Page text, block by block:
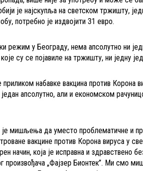
је најскупља на светском тржишту,
потребно је издвојити 31 евро.
режим у Београду, нема апсолутно ни
су се појавиле на тржишту, ни једну
набавке вакцина против Корона
апсолутно, али и економском
мишљења да уместо проблематичне и
вакцине против Корона вируса у
начин, која је исправна и здравствено
произвођача „Фајзер Бионтек”. Ми смо